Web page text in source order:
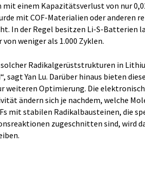
mit einem Kapazitätsverlust von nur
mit COF-Materialien oder anderen
In der Regel besitzen Li-S-Batterien
von weniger als 1.000 Zyklen.
Radikalgerüststrukturen in
sagt Yan Lu. Darüber hinaus bieten
weiteren Optimierung. Die
ändern sich je nachdem, welche
mit stabilen Radikalbausteinen, die
zugeschnitten sind, wird